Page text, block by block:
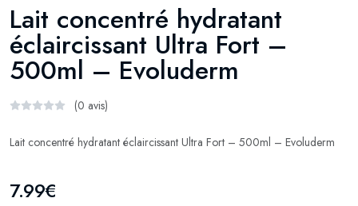
Lait concentré hydratant
éclaircissant Ultra Fort –
500ml – Evoluderm
(0 avis)
Lait concentré hydratant éclaircissant Ultra Fort – 500ml – Evoluderm
7.99€